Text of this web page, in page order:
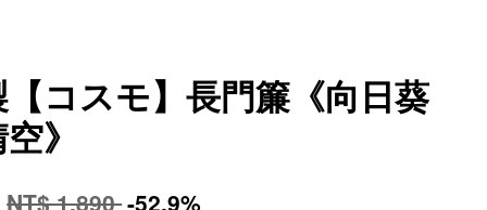
コスモ】長門簾《向日葵
》
NT$ 1,890-52.9%